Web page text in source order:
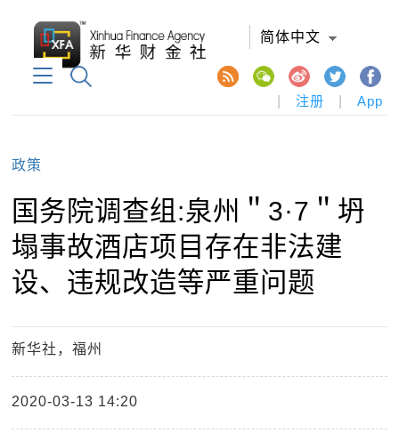
简体中文
注册 App
政策
国务院调查组:泉州＂3·7＂坍
塌事故酒店项目存在非法建
设、违规改造等严重问题
新华社，福州
2020-03-13 14:20